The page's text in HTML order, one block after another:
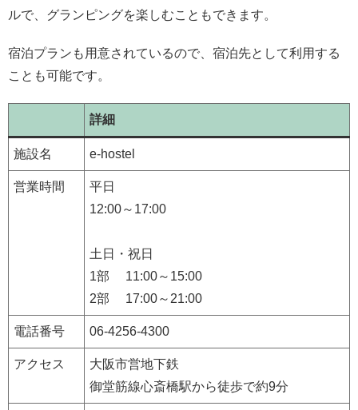
ルで、グランピングを楽しむこともできます。
宿泊プランも用意されているので、宿泊先として利用する
ことも可能です。
詳細
施設名 e-hostel
営業時間
平日
12:00～17:00
土日・祝日
1部 11:00～15:00
2部 17:00～21:00
電話番号 06-4256-4300
アクセス
大阪市営地下鉄
御堂筋線心斎橋駅から徒歩で約9分